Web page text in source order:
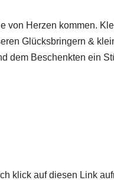
von Herzen kommen.
Glücksbringern &
dem Beschenkten ein
klick auf diesen Link